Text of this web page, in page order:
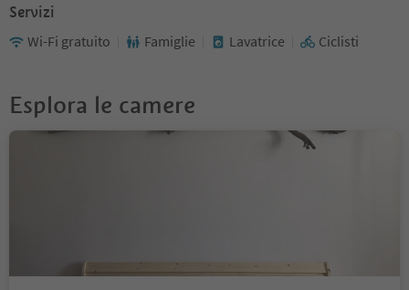
Servizi
Wi-Fi gratuito Famiglie Lavatrice Ciclisti
Esplora le camere